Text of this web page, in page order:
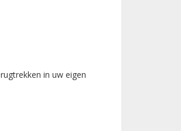
in uw eigen